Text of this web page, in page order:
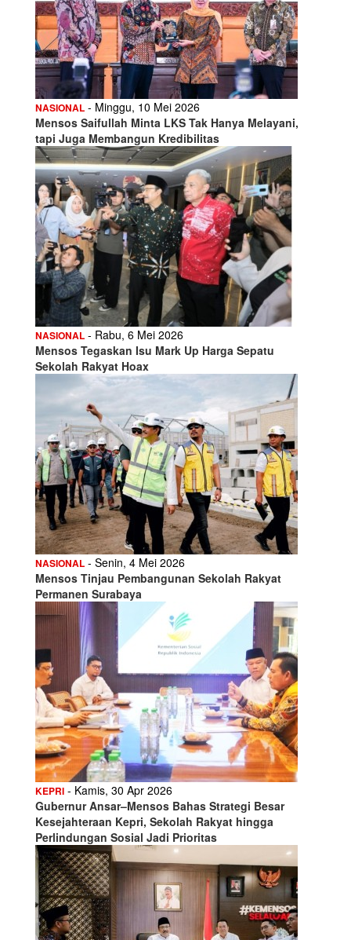
NASIONAL - Minggu, 10 Mei 2026
Mensos Saifullah Minta LKS Tak Hanya Melayani,
tapi Juga Membangun Kredibilitas
NASIONAL - Rabu, 6 Mei 2026
Mensos Tegaskan Isu Mark Up Harga Sepatu
Sekolah Rakyat Hoax
NASIONAL - Senin, 4 Mei 2026
Mensos Tinjau Pembangunan Sekolah Rakyat
Permanen Surabaya
KEPRI - Kamis, 30 Apr 2026
Gubernur Ansar–Mensos Bahas Strategi Besar
Kesejahteraan Kepri, Sekolah Rakyat hingga
Perlindungan Sosial Jadi Prioritas